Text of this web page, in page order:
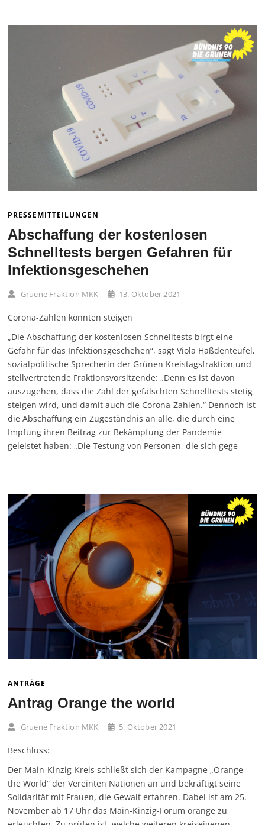
PRESSEMITTEILUNGEN
Abschaffung der kostenlosen
Schnelltests bergen Gefahren für
Infektionsgeschehen
Gruene Fraktion MKK 13. Oktober 2021
Corona-Zahlen könnten steigen
„Die Abschaffung der kostenlosen Schnelltests birgt eine
Gefahr für das Infektionsgeschehen“, sagt Viola Haßdenteufel,
sozialpolitische Sprecherin der Grünen Kreistagsfraktion und
stellvertretende Fraktionsvorsitzende: „Denn es ist davon
auszugehen, dass die Zahl der gefälschten Schnelltests stetig
steigen wird, und damit auch die Corona-Zahlen.“ Dennoch ist
die Abschaffung ein Zugeständnis an alle, die durch eine
Impfung ihren Beitrag zur Bekämpfung der Pandemie
geleistet haben: „Die Testung von Personen, die sich gege
ANTRÄGE
Antrag Orange the world
Gruene Fraktion MKK 5. Oktober 2021
Beschluss:
Der Main-Kinzig-Kreis schließt sich der Kampagne „Orange
the World“ der Vereinten Nationen an und bekräftigt seine
Solidarität mit Frauen, die Gewalt erfahren. Dabei ist am 25.
November ab 17 Uhr das Main-Kinzig-Forum orange zu